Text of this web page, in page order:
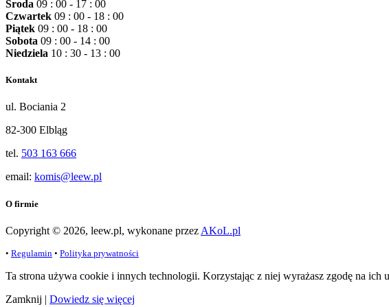
Środa 09 : 00 - 17 : 00
Czwartek 09 : 00 - 18 : 00
Piątek 09 : 00 - 18 : 00
Sobota 09 : 00 - 14 : 00
Niedziela 10 : 30 - 13 : 00
Kontakt
ul. Bociania 2
82-300 Elbląg
tel. 503 163 666
email: komis@leew.pl
O firmie
Copyright © 2026, leew.pl, wykonane przez AKoL.pl
• Regulamin • Polityka prywatności
Ta strona używa cookie i innych technologii. Korzystając z niej wyrażasz zgodę na
Zamknij | Dowiedz się więcej